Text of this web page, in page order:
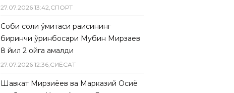
27.07.2026 13:42,СПОРТ
Собиқ солиқ қўмитаси раисининг
биринчи ўринбосари Мубин Мирзаев
8 йил 2 ойга қамалди
27.07.2026 12:36,СИËСАТ
Шавкат Мирзиёев ва Марказий Осиё